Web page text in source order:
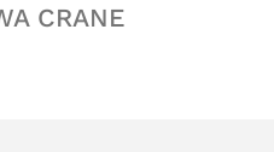
CRANE